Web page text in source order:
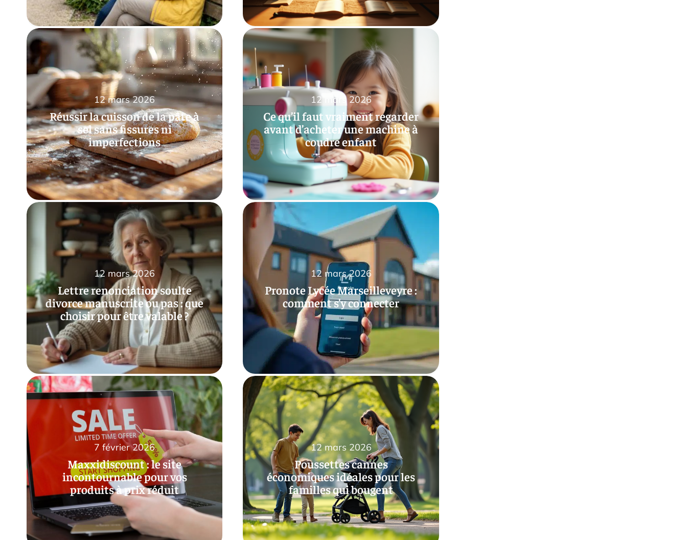
Réussir la cuisson de la pâte à
sel sans fissures ni
imperfections
12 mars 2026
Ce qu’il faut vraiment regarder
avant d’acheter une machine à
coudre enfant
12 mars 2026
Lettre renonciation soulte
divorce manuscrite ou pas : que
choisir pour être valable ?
12 mars 2026
Pronote Lycée Marseilleveyre :
comment s’y connecter
12 mars 2026
Maxxidiscount : le site
incontournable pour vos
produits à prix réduit
7 février 2026
Poussettes cannes
économiques idéales pour les
familles qui bougent
12 mars 2026